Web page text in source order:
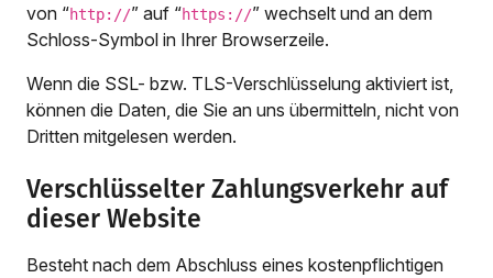
von “http://” auf “https://” wechselt und an dem
Schloss-Symbol in Ihrer Browserzeile.
Wenn die SSL- bzw. TLS-Verschlüsselung aktiviert ist,
können die Daten, die Sie an uns übermitteln, nicht von
Dritten mitgelesen werden.
Verschlüsselter Zahlungsverkehr auf
dieser Website
Besteht nach dem Abschluss eines kostenpflichtigen